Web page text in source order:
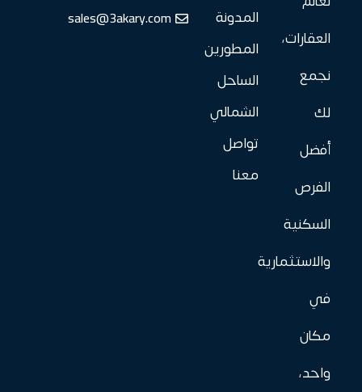
العقارات،
نجمع
لك
أفضل
الفرص
السكنية
والاستثمارية
في
مكان
واحد،
المدونة
المطورين
الساحل
الشمالي
تواصل
معنا
sales@3akary.com